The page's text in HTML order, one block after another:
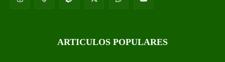
ARTICULOS POPULARES